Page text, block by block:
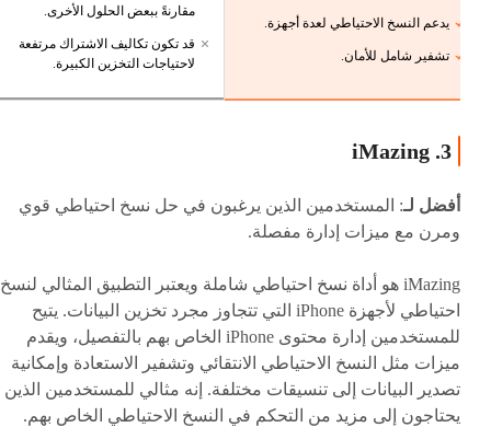
يدعم النسخ الاحتياطي لعدة أجهزة.
تشفير شامل للأمان.
مقارنةً ببعض الحلول الأخرى.
قد تكون تكاليف الاشتراك مرتفعة
لاحتياجات التخزين الكبيرة.
3. iMazing
أفضل لـ: المستخدمين الذين يرغبون في حل نسخ احتياطي قوي
ومرن مع ميزات إدارة مفصلة.
iMazing هو أداة نسخ احتياطي شاملة ويعتبر التطبيق المثالي لنسخ
احتياطي لأجهزة iPhone التي تتجاوز مجرد تخزين البيانات. يتيح
للمستخدمين إدارة محتوى iPhone الخاص بهم بالتفصيل، ويقدم
ميزات مثل النسخ الاحتياطي الانتقائي وتشفير الاستعادة وإمكانية
تصدير البيانات إلى تنسيقات مختلفة. إنه مثالي للمستخدمين الذين
يحتاجون إلى مزيد من التحكم في النسخ الاحتياطي الخاص بهم.